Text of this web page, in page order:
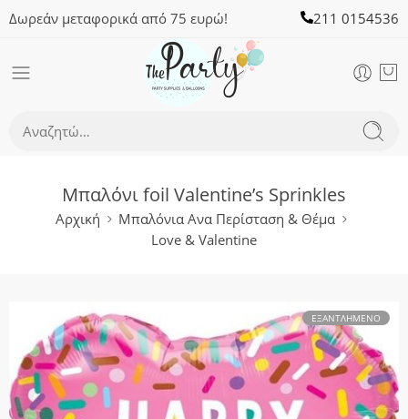
Δωρεάν μεταφορικά από 75 ευρώ! 211 0154536
Μπαλόνι foil Valentine’s Sprinkles
Αρχική
Μπαλόνια Ανα Περίσταση & Θέμα
Love & Valentine
ΕΞΑΝΤΛΗΜΈΝΟ